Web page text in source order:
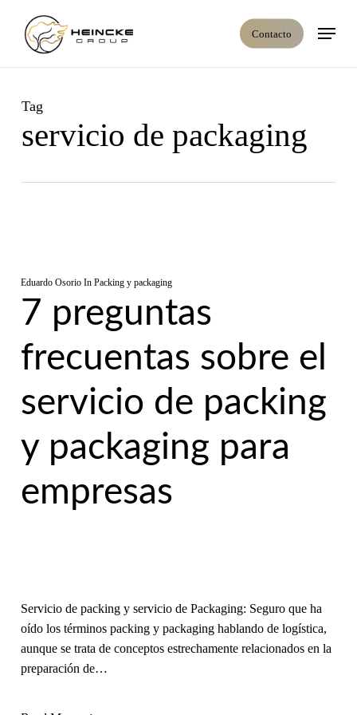
Contacto
Menú
Tag
servicio de packaging
Eduardo Osorio In Packing y packaging
7 preguntas
frecuentas sobre el
servicio de packing
y packaging para
empresas
Servicio de packing y servicio de Packaging: Seguro que ha
oído los términos packing y packaging hablando de logística,
aunque se trata de conceptos estrechamente relacionados en la
preparación de…